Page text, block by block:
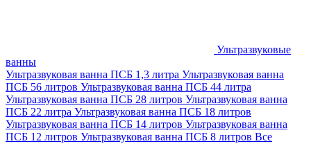
Ультразвуковые
ванны
Ультразвуковая ванна ПСБ 1,3 литра Ультразвуковая ванна
ПСБ 56 литров Ультразвуковая ванна ПСБ 44 литра
Ультразвуковая ванна ПСБ 28 литров Ультразвуковая ванна
ПСБ 22 литра Ультразвуковая ванна ПСБ 18 литров
Ультразвуковая ванна ПСБ 14 литров Ультразвуковая ванна
ПСБ 12 литров Ультразвуковая ванна ПСБ 8 литров Все